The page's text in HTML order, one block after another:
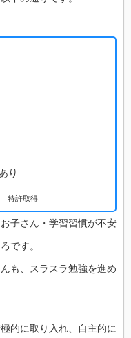
り
特許取得
子さん・学習習慣が不安
です。
も、スラスラ勉強を進め
的に取り入れ、自主的に